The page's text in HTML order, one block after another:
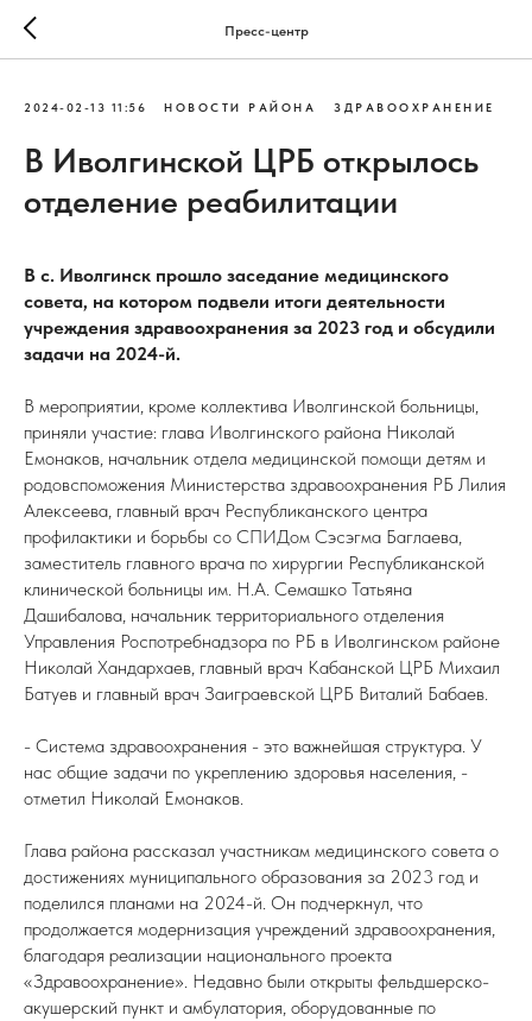
Пресс-центр
2024-02-13 11:56 НОВОСТИ РАЙОНА ЗДРАВООХРАНЕНИЕ
В Иволгинской ЦРБ открылось
отделение реабилитации
В с. Иволгинск прошло заседание медицинского
совета, на котором подвели итоги деятельности
учреждения здравоохранения за 2023 год и обсудили
задачи на 2024-й.
В мероприятии, кроме коллектива Иволгинской больницы,
приняли участие: глава Иволгинского района Николай
Емонаков, начальник отдела медицинской помощи детям и
родовспоможения Министерства здравоохранения РБ Лилия
Алексеева, главный врач Республиканского центра
профилактики и борьбы со СПИДом Сэсэгма Баглаева,
заместитель главного врача по хирургии Республиканской
клинической больницы им. Н.А. Семашко Татьяна
Дашибалова, начальник территориального отделения
Управления Роспотребнадзора по РБ в Иволгинском районе
Николай Хандархаев, главный врач Кабанской ЦРБ Михаил
Батуев и главный врач Заиграевской ЦРБ Виталий Бабаев.
- Система здравоохранения - это важнейшая структура. У
нас общие задачи по укреплению здоровья населения, -
отметил Николай Емонаков.
Глава района рассказал участникам медицинского совета о
достижениях муниципального образования за 2023 год и
поделился планами на 2024-й. Он подчеркнул, что
продолжается модернизация учреждений здравоохранения,
благодаря реализации национального проекта
«Здравоохранение». Недавно были открыты фельдшерско-
акушерский пункт и амбулатория, оборудованные по